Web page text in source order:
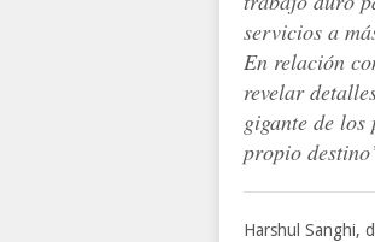
servicios a
En relación
revelar
gigante de los
propio
Harshul Sanghi,